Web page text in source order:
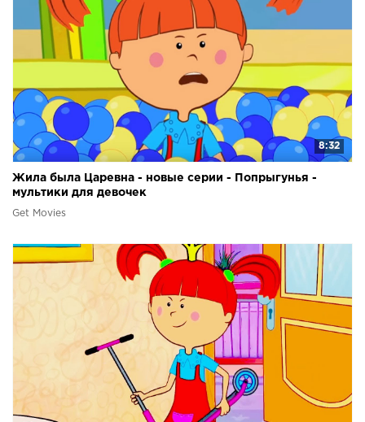
8:32
Жила была Царевна - новые серии - Попрыгунья -
мультики для девочек
Get Movies